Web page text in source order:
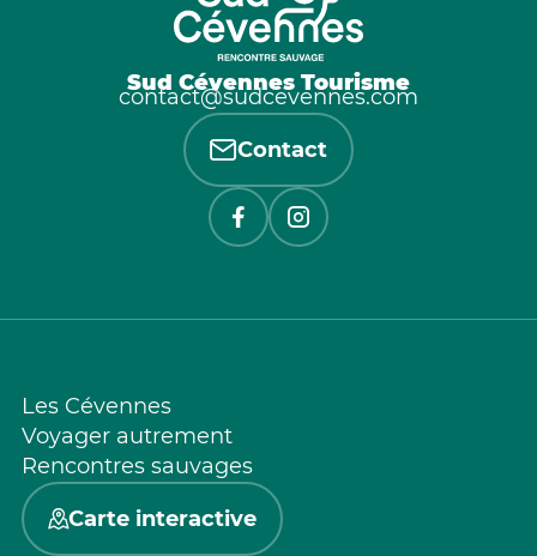
Sud Cévennes Tourisme
contact@sudcevennes.com
Contact
Les Cévennes
Voyager autrement
Rencontres sauvages
Carte interactive